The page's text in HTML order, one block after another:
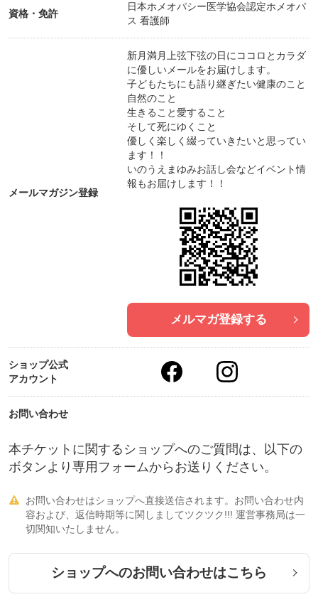
資格・免許
日本ホメオパシー医学協会認定ホメオパ
ス 看護師
メールマガジン登録
新月満月上弦下弦の日にココロとカラダ
に優しいメールをお届けします。
子どもたちにも語り継ぎたい健康のこと
自然のこと
生きること愛すること
そして死にゆくこと
優しく楽しく綴っていきたいと思ってい
ます！！
いのうえまゆみお話し会などイベント情
報もお届けします！！
メルマガ登録する
ショップ公式
アカウント
お問い合わせ
本チケットに関するショップへのご質問は、以下の
ボタンより専用フォームからお送りください。

お問い合わせはショップへ直接送信されます。お問い合わせ内
容および、返信時期等に関しましてツクツク!!! 運営事務局は一
切関知いたしません。
ショップへのお問い合わせはこちら